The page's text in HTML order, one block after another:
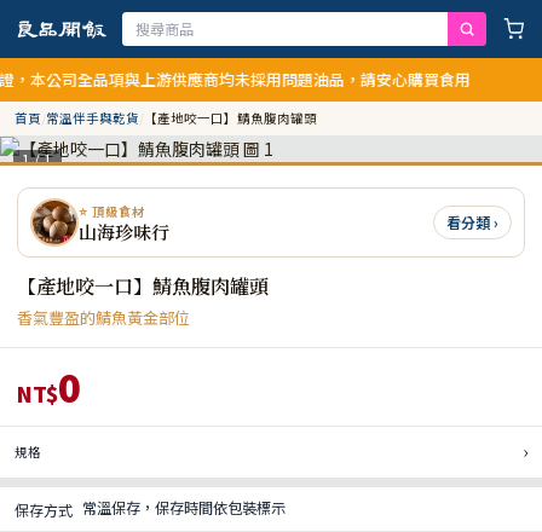
公司全品項與上游供應商均未採用問題油品，請安心購買食用
首頁/常溫伴手與乾貨/ 【產地咬一口】鯖魚腹肉罐頭
1 / 1
⭐ 頂級食材
山海珍味行 看分類 ›
【產地咬一口】鯖魚腹肉罐頭
香氣豐盈的鯖魚黃金部位
NT$0
規格 ›
保存方式 常溫保存，保存時間依包裝標示